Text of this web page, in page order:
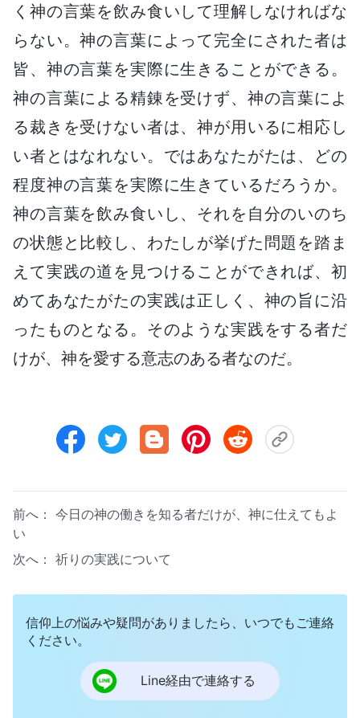
く神の言葉を飲み食いして理解しなければな
らない。神の言葉によって完全にされた者は
皆、神の言葉を実際に生きることができる。
神の言葉による精錬を受けず、神の言葉によ
る裁きを受けない者は、神が用いるに相応し
い者とはなれない。ではあなたがたは、どの
程度神の言葉を実際に生きているだろうか。
神の言葉を飲み食いし、それを自分のいのち
の状態と比較し、わたしが挙げた問題を踏ま
えて実践の道を見つけることができれば、初
めてあなたがたの実践は正しく、神の旨に沿
ったものとなる。そのような実践をする者だ
けが、神を愛する意志のある者なのだ。
前へ： 今日の神の働きを知る者だけが、神に仕えてもよ
い
次へ： 祈りの実践について
信仰上の悩みや疑問がありましたら、いつでもご連絡
ください。
Line経由で連絡する